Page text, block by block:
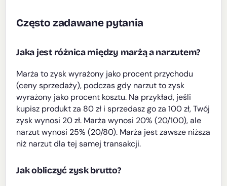
Często zadawane pytania
Jaka jest różnica między marżą a narzutem?
Marża to zysk wyrażony jako procent przychodu
(ceny sprzedaży), podczas gdy narzut to zysk
wyrażony jako procent kosztu. Na przykład, jeśli
kupisz produkt za 80 zł i sprzedasz go za 100 zł, Twój
zysk wynosi 20 zł. Marża wynosi 20% (20/100), ale
narzut wynosi 25% (20/80). Marża jest zawsze niższa
niż narzut dla tej samej transakcji.
Jak obliczyć zysk brutto?